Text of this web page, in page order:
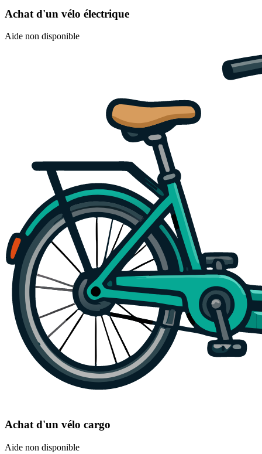
Achat d'un vélo électrique
Aide non disponible
Achat d'un vélo cargo
Aide non disponible